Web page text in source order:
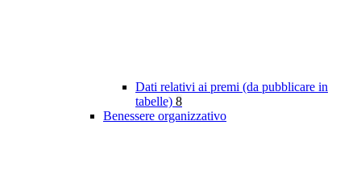
Dati relativi ai premi (da pubblicare in
tabelle) 8
Benessere organizzativo